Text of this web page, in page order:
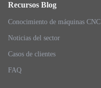
Recursos Blog
Conocimiento de máquinas CNC
Noticias del sector
Casos de clientes
FAQ